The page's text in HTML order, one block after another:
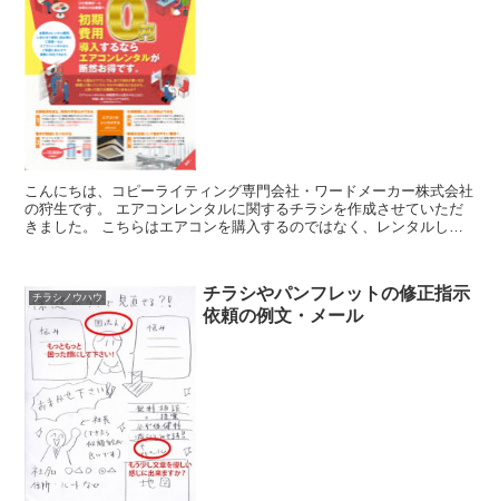
こんにちは、コピーライティング専門会社・ワードメーカー株式会社
の狩生です。 エアコンレンタルに関するチラシを作成させていただ
きました。 こちらはエアコンを購入するのではなく、レンタルしま
チラシノウハウ
チラシやパンフレットの修正指示
依頼の例文・メール